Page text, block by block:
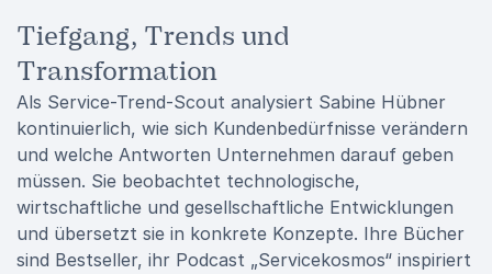
Tiefgang, Trends und
Transformation
Als Service-Trend-Scout analysiert Sabine Hübner
kontinuierlich, wie sich Kundenbedürfnisse verändern
und welche Antworten Unternehmen darauf geben
müssen. Sie beobachtet technologische,
wirtschaftliche und gesellschaftliche Entwicklungen
und übersetzt sie in konkrete Konzepte. Ihre Bücher
sind Bestseller, ihr Podcast „Servicekosmos“ inspiriert